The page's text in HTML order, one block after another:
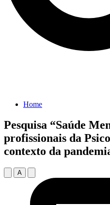
Home
Pesquisa “Saúde
profissionais da
contexto da
A